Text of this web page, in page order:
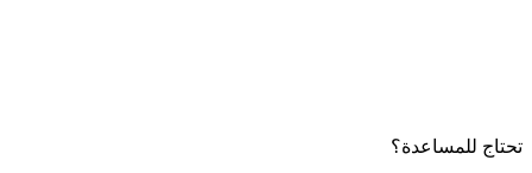
تحتاج للمساعدة؟